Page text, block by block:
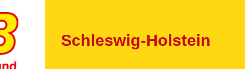
Schleswig-Holstein